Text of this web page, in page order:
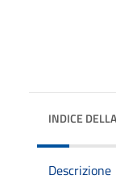
INDICE
Descrizione